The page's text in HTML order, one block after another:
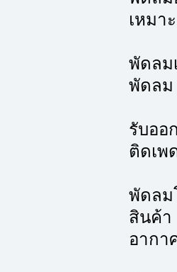
เหมา
พัดลม
พัดลม
รับออ
ติดเพ
พัดลม
สินค้า
อากา